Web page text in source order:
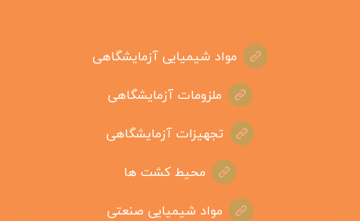
مواد شیمیایی آزمایشگاهی
ملزومات آزمایشگاهی
تجهیزات آزمایشگاهی
محیط کشت ها
مواد شیمیایی صنعتی